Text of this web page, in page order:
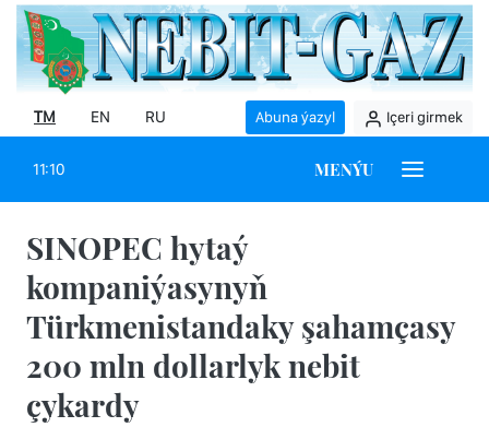
TM EN RU Abuna ýazyl Içeri girmek
11:10 MENÝU
SINOPEC hytaý
kompaniýasynyň
Türkmenistandaky şahamçasy
200 mln dollarlyk nebit
çykardy